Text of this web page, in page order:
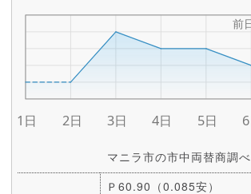
マニラ市の市中両替商調べ
Ｐ60.90（0.085安）